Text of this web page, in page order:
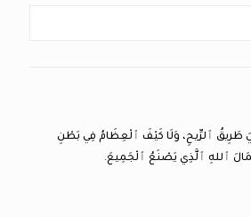
طَرِيقُ ٱلرِّيحِ، وَلَا كَيْفَ ٱلْعِظَامُ فِي بَطْنِ
ٱللهِ ٱلَّذِي يَصْنَعُ ٱلْجَمِيعَ.